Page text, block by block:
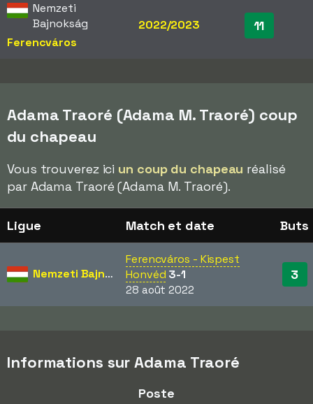
Nemzeti
Bajnokság
Ferencváros
2022/2023 11
Adama Traoré (Adama M. Traoré) coup
du chapeau
Vous trouverez ici un coup du chapeau réalisé
par Adama Traoré (Adama M. Traoré).
Ligue Match et date Buts
Nemzeti Bajnokság
Ferencváros - Kispest
Honvéd 3-1
28 août 2022
3
Informations sur Adama Traoré
Poste